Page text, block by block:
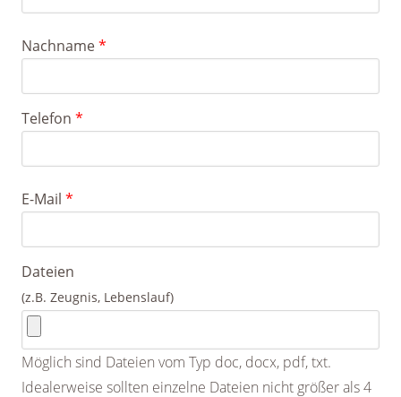
Nachname*
Telefon *
E-Mail *
Dateien
(z.B. Zeugnis, Lebenslauf)
Möglich sind Dateien vom Typ doc, docx, pdf, txt.
Idealerweise sollten einzelne Dateien nicht größer als 4